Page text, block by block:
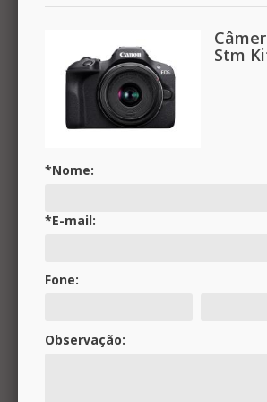
e um maior controle sobre a
Emparelhe a EOS R100 com o seu
o App Camera Connect para transferir
as suas fotografias e vídeos. Nunca foi tão
compartilhar as suas memórias com os
família, armazenar em nuvem e imprimir as
Modelo: EOS R100
Compatibilidade com Lentes EF e EF-S:
Stm
*Nome:
*E-mail:
Fone:
Observação: